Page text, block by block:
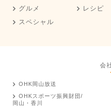
グルメ
レシピ
スペシャル
会
OHK岡山放送
OHKスポーツ振興財団/
岡山・香川